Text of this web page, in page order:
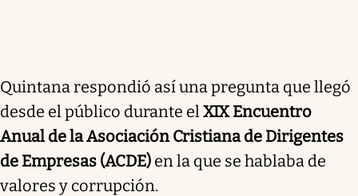
Quintana respondió así una pregunta que llegó
desde el público durante elXIX Encuentro
Anual de la Asociación Cristiana de Dirigentes
de Empresas (ACDE) en la que se hablaba de
valores y corrupción.